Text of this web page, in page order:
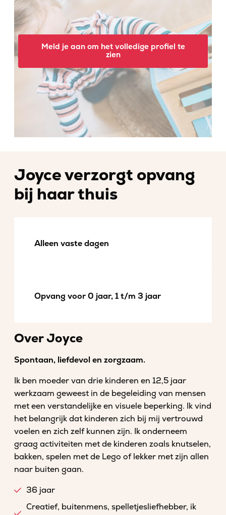
Meld je aan om het volledige profiel te
zien
Joyce verzorgt opvang
bij haar thuis
Alleen vaste dagen
Opvang voor 0 jaar, 1 t/m 3 jaar
Over Joyce
Spontaan, liefdevol en zorgzaam.
Ik ben moeder van drie kinderen en 12,5 jaar
werkzaam geweest in de begeleiding van mensen
met een verstandelijke en visuele beperking. Ik vind
het belangrijk dat kinderen zich bij mij vertrouwd
voelen en zich zelf kunnen zijn. Ik onderneem
graag activiteiten met de kinderen zoals knutselen,
bakken, spelen met de Lego of lekker met zijn allen
naar buiten gaan.
36 jaar
Creatief, buitenmens, spelletjesliefhebber, ik